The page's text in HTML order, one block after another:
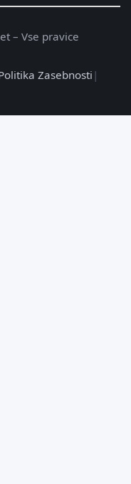
– Vse pravice
Zasebnosti |